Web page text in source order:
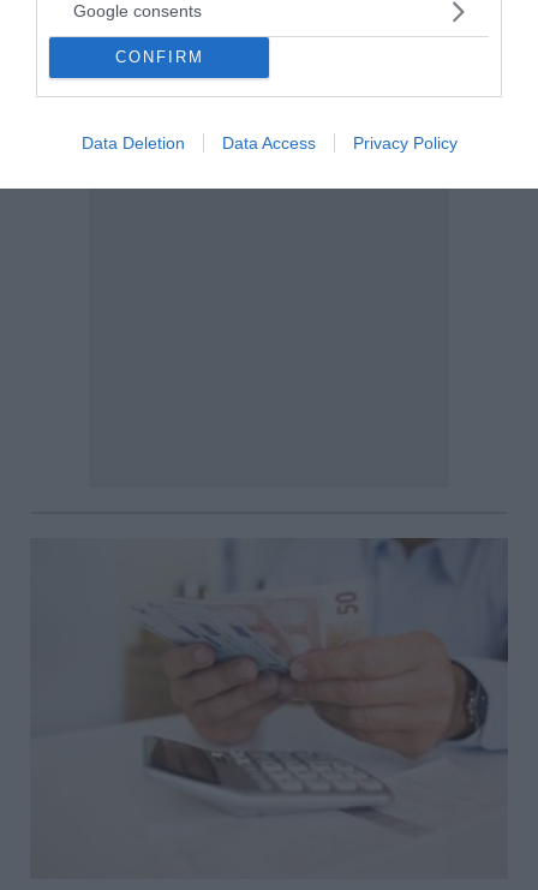
Google consents
CONFIRM
Data Deletion Data Access Privacy Policy